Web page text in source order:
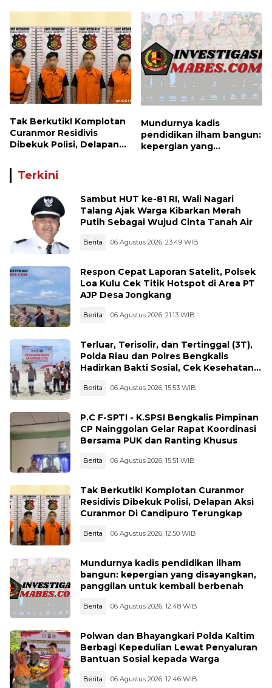
Kesehatan Gratis, hingga
Dialog Kebangsaan di
Rupat
dan Ranting Khusus
Tak Berkutik! Komplotan
Curanmor Residivis
Dibekuk Polisi, Delapan
Candipuro Terungkap
Mundurnya kadis
pendidikan ilham bangun:
kepergian yang
Terkini
Sambut HUT ke-81 RI, Wali Nagari
Talang Ajak Warga Kibarkan Merah
Putih Sebagai Wujud Cinta Tanah Air
Berita 06 Agustus 2026, 23:49 WIB
Respon Cepat Laporan Satelit, Polsek
Loa Kulu Cek Titik Hotspot di Area PT
AJP Desa Jongkang
Berita 06 Agustus 2026, 21:13 WIB
Terluar, Terisolir, dan Tertinggal (3T),
Polda Riau dan Polres Bengkalis
Hadirkan Bakti Sosial, Cek Kesehatan
Rupat
Berita 06 Agustus 2026, 15:53 WIB
P.C F-SPTI - K.SPSI Bengkalis Pimpinan
CP Nainggolan Gelar Rapat Koordinasi
Bersama PUK dan Ranting Khusus
Berita 06 Agustus 2026, 15:51 WIB
Tak Berkutik! Komplotan Curanmor
Residivis Dibekuk Polisi, Delapan Aksi
Curanmor Di Candipuro Terungkap
Berita 06 Agustus 2026, 12:50 WIB
Mundurnya kadis pendidikan ilham
bangun: kepergian yang disayangkan,
panggilan untuk kembali berbenah
Berita 06 Agustus 2026, 12:48 WIB
Polwan dan Bhayangkari Polda Kaltim
Berbagi Kepedulian Lewat Penyaluran
Bantuan Sosial kepada Warga
Berita 06 Agustus 2026, 12:46 WIB